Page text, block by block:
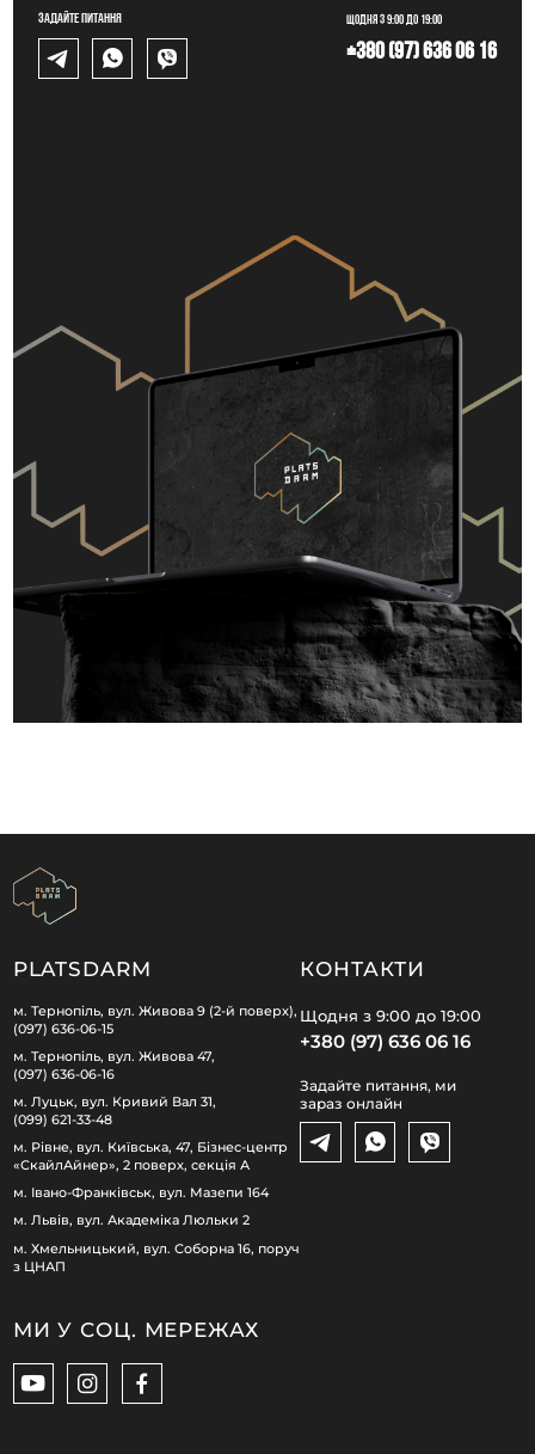
Задайте питання Щодня з 9:00 до 19:00
+380 (97) 636 06 16
PLATSDARM
м. Тернопіль, вул. Живова 9 (2-й поверх),
(097) 636-06-15
м. Тернопіль, вул. Живова 47,
(097) 636-06-16
м. Луцьк, вул. Кривий Вал 31,
(099) 621-33-48
м. Рівне, вул. Київська, 47, Бізнес-центр
«СкайлАйнер», 2 поверх, секція А
м. Івано-Франківськ, вул. Мазепи 164
м. Львів, вул. Академіка Люльки 2
м. Хмельницький, вул. Соборна 16, поруч
з ЦНАП
КОНТАКТИ
Щодня з 9:00 до 19:00
+380 (97) 636 06 16
Задайте питання, ми
зараз онлайн
МИ У СОЦ. МЕРЕЖАХ